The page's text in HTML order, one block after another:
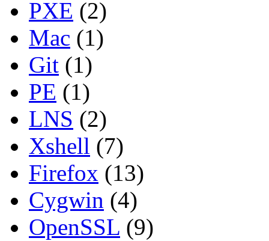
PXE (2)
Mac (1)
Git (1)
PE (1)
LNS (2)
Xshell (7)
Firefox (13)
Cygwin (4)
OpenSSL (9)